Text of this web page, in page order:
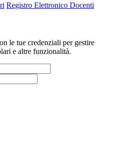
Registro Elettronico Docenti
le tue credenziali per gestire
e altre funzionalità.